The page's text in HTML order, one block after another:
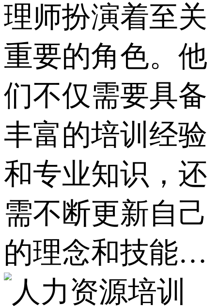
理师扮演着至关
重要的角色。他
们不仅需要具备
丰富的培训经验
和专业知识，还
需不断更新自己
的理念和技能…